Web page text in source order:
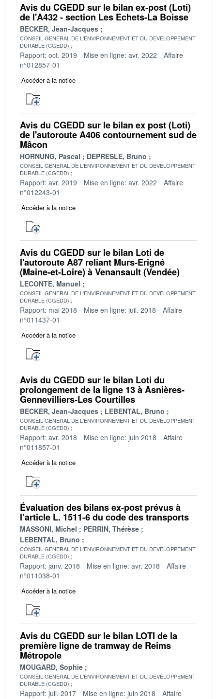
Avis du CGEDD sur le bilan ex-post (Loti)
de l'A432 - section Les Echets-La Boisse
BECKER, Jean-Jacques
CONSEIL GENERAL DE L'ENVIRONNEMENT ET DU DEVELOPPEMENT
DURABLE (CGEDD)
Rapport: oct. 2019 Mise en ligne: avr. 2022
Affaire
n°012857-01
Accéder à la notice
Avis du CGEDD sur le bilan ex post (Loti)
de l'autoroute A406 contournement sud de
Mâcon
HORNUNG, Pascal DEPRESLE, Bruno
CONSEIL GENERAL DE L'ENVIRONNEMENT ET DU DEVELOPPEMENT
DURABLE (CGEDD)
Rapport: avr. 2019 Mise en ligne: avr. 2022
Affaire
n°012243-01
Accéder à la notice
Avis du CGEDD sur le bilan Loti de
l'autoroute A87 reliant Murs-Erigné
(Maine-et-Loire) à Venansault (Vendée)
LECONTE, Manuel
CONSEIL GENERAL DE L'ENVIRONNEMENT ET DU DEVELOPPEMENT
DURABLE (CGEDD)
Rapport: mai 2018 Mise en ligne: juil. 2018
Affaire
n°011437-01
Accéder à la notice
Avis du CGEDD sur le bilan Loti du
prolongement de la ligne 13 à Asnières-
Gennevilliers-Les Courtilles
BECKER, Jean-Jacques LEBENTAL, Bruno
CONSEIL GENERAL DE L'ENVIRONNEMENT ET DU DEVELOPPEMENT
DURABLE (CGEDD)
Rapport: avr. 2018 Mise en ligne: juin 2018
Affaire
n°011857-01
Accéder à la notice
Évaluation des bilans ex-post prévus à
l’article L. 1511-6 du code des transports
MASSONI, Michel
PERRIN, Thérèse
LEBENTAL, Bruno
CONSEIL GENERAL DE L'ENVIRONNEMENT ET DU DEVELOPPEMENT
DURABLE (CGEDD)
Rapport: janv. 2018 Mise en ligne: avr. 2018
Affaire
n°011038-01
Accéder à la notice
Avis du CGEDD sur le bilan LOTI de la
première ligne de tramway de Reims
Métropole
MOUGARD, Sophie
CONSEIL GENERAL DE L'ENVIRONNEMENT ET DU DEVELOPPEMENT
DURABLE (CGEDD)
Rapport: juil. 2017 Mise en ligne: juin 2018
Affaire